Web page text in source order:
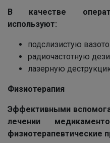
В качестве
используют:
подслизистую
радиочастотную
лазерную
Физиотерапия
Эффективными
лечении
физиотерапевтические